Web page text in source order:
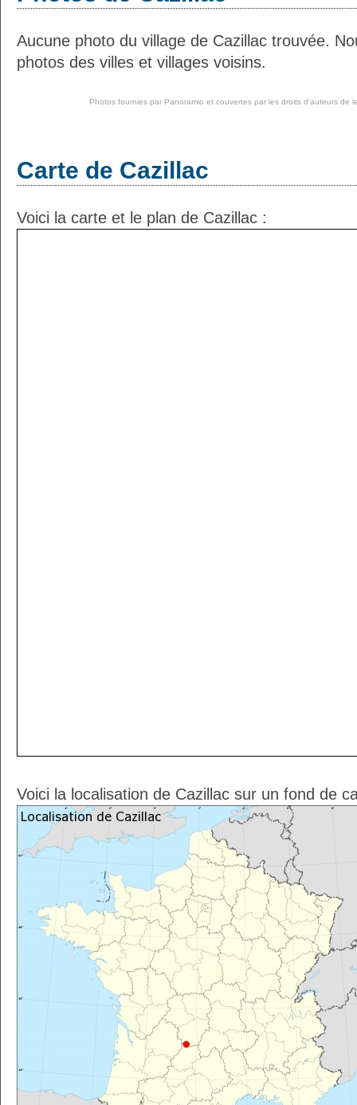
Aucune photo du village de Cazillac trouvée.
photos des villes et villages voisins.
Photos fournies par Panoramio et couvertes par les droits d'auteurs de
Carte de Cazillac
Voici la carte et le plan de Cazillac :
Voici la localisation de Cazillac sur un fond de